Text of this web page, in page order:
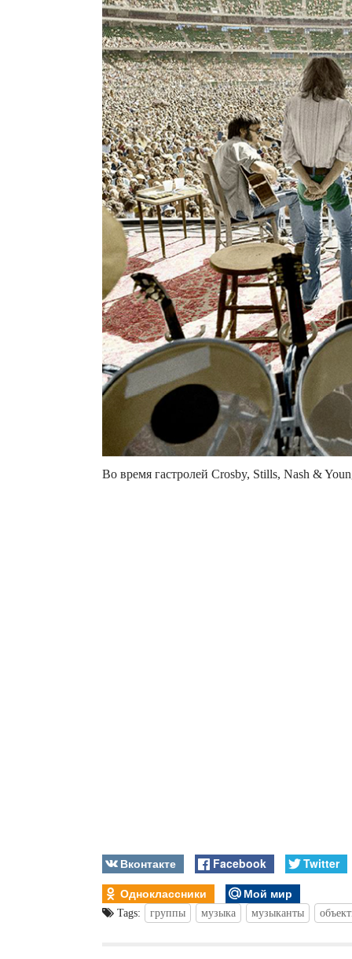
Во время гастролей Crosby, Stills, Nash &
Вконтакте Facebook
Twitter
Одноклассники
Мой мир
Tags: группы музыка музыканты